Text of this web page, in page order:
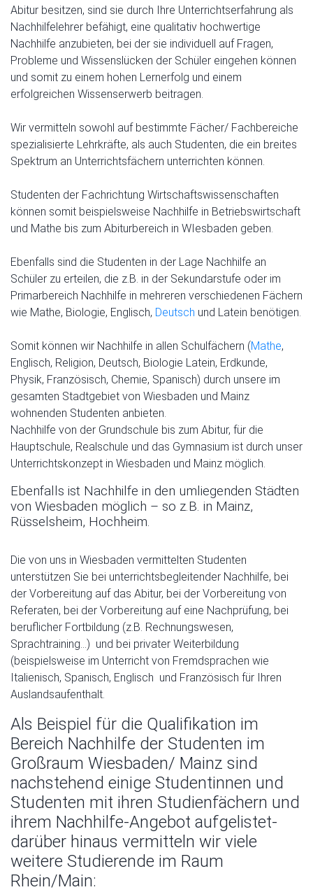
Abitur besitzen, sind sie durch Ihre Unterrichtserfahrung als
Nachhilfelehrer befähigt, eine qualitativ hochwertige
Nachhilfe anzubieten, bei der sie individuell auf Fragen,
Probleme und Wissenslücken der Schüler eingehen können
und somit zu einem hohen Lernerfolg und einem
erfolgreichen Wissenserwerb beitragen.
Wir vermitteln sowohl auf bestimmte Fächer/ Fachbereiche
spezialisierte Lehrkräfte, als auch Studenten, die ein breites
Spektrum an Unterrichtsfächern unterrichten können.
Studenten der Fachrichtung Wirtschaftswissenschaften
können somit beispielsweise Nachhilfe in Betriebswirtschaft
und Mathe bis zum Abiturbereich in WIesbaden geben.
Ebenfalls sind die Studenten in der Lage Nachhilfe an
Schüler zu erteilen, die z.B. in der Sekundarstufe oder im
Primarbereich Nachhilfe in mehreren verschiedenen Fächern
wie Mathe, Biologie, Englisch, Deutsch und Latein benötigen.
Somit können wir Nachhilfe in allen Schulfächern (Mathe,
Englisch, Religion, Deutsch, Biologie Latein, Erdkunde,
Physik, Französisch, Chemie, Spanisch) durch unsere im
gesamten Stadtgebiet von Wiesbaden und Mainz
wohnenden Studenten anbieten.
Nachhilfe von der Grundschule bis zum Abitur, für die
Hauptschule, Realschule und das Gymnasium ist durch unser
Unterrichtskonzept in Wiesbaden und Mainz möglich.
Ebenfalls ist Nachhilfe in den umliegenden Städten
von Wiesbaden möglich – so z.B. in Mainz,
Rüsselsheim, Hochheim.
Die von uns in Wiesbaden vermittelten Studenten
unterstützen Sie bei unterrichtsbegleitender Nachhilfe, bei
der Vorbereitung auf das Abitur, bei der Vorbereitung von
Referaten, bei der Vorbereitung auf eine Nachprüfung, bei
beruflicher Fortbildung (z.B. Rechnungswesen,
Sprachtraining…) und bei privater Weiterbildung
(beispielsweise im Unterricht von Fremdsprachen wie
Italienisch, Spanisch, Englisch und Französisch für Ihren
Auslandsaufenthalt.
Als Beispiel für die Qualifikation im
Bereich Nachhilfe der Studenten im
Großraum Wiesbaden/ Mainz sind
nachstehend einige Studentinnen und
Studenten mit ihren Studienfächern und
ihrem Nachhilfe-Angebot aufgelistet-
darüber hinaus vermitteln wir viele
weitere Studierende im Raum
Rhein/Main: